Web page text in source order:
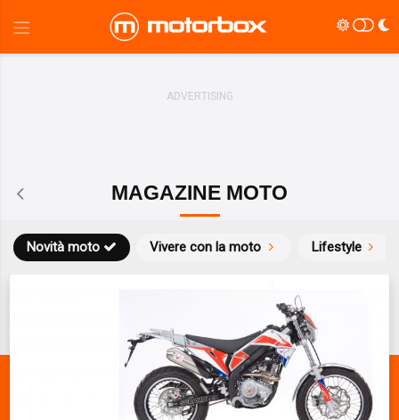
MAGAZINE MOTO
Novità moto Vivere con la moto Lifestyle